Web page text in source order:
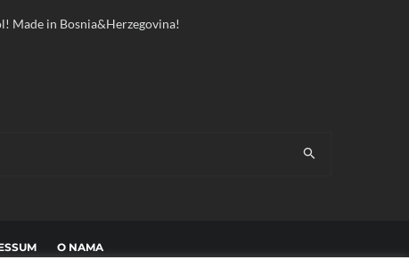
Made in Bosnia&Herzegovina!
O NAMA